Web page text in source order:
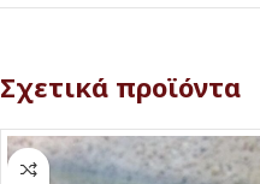
Σχετικά προϊόντα